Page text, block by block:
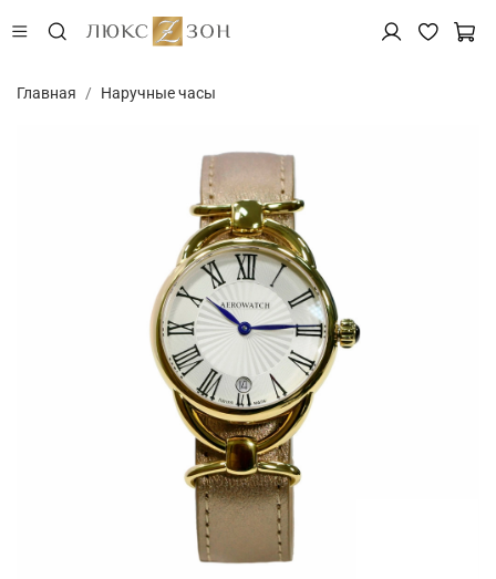
Главная Наручные часы